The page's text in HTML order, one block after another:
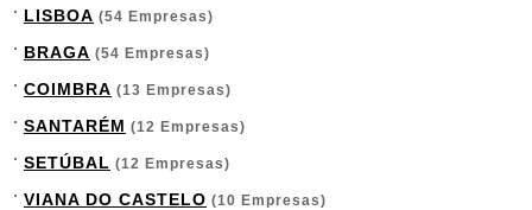
LISBOA (54 Empresas)
BRAGA (54 Empresas)
COIMBRA (13 Empresas)
SANTARÉM (12 Empresas)
SETÚBAL (12 Empresas)
VIANA DO CASTELO (10 Empresas)